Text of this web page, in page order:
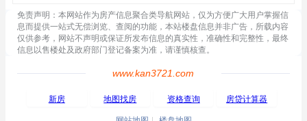
免责声明：本网站作为房产信息聚合类导航网站，仅为方便广大用户掌握信
息而提供一站式无偿浏览、查阅的功能，本站楼盘信息并非广告，所载内容
仅供参考，网站不声明或保证所发布信息的真实性，准确性和完整性，最终
信息以售楼处及政府部门登记备案为准，请谨慎核查。
www.kan3721.com
新房 地图找房 资格查询 房贷计算器